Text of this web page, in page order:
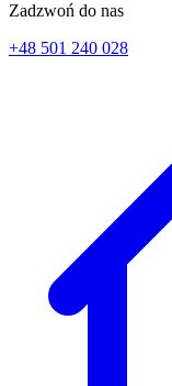
Zadzwoń do nas
+48 501 240 028